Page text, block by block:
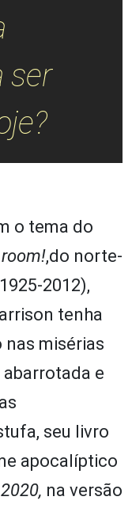
ser
o tema do
,do norte-
2012),
tenha
misérias
abarrotada e
seu livro
apocalíptico
na versão